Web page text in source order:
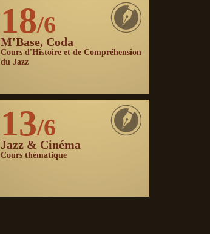
18/6
M'Base, Coda
Cours d'Histoire et de Compréhension
du Jazz
13/6
Jazz & Cinéma
Cours thématique